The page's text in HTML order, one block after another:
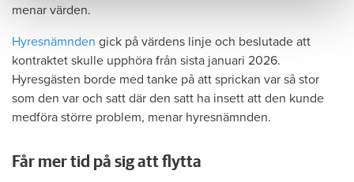
menar värden.
Hyresnämnden gick på värdens linje och beslutade att
kontraktet skulle upphöra från sista januari 2026.
Hyresgästen borde med tanke på att sprickan var så stor
som den var och satt där den satt ha insett att den kunde
medföra större problem, menar hyresnämnden.
Får mer tid på sig att flytta